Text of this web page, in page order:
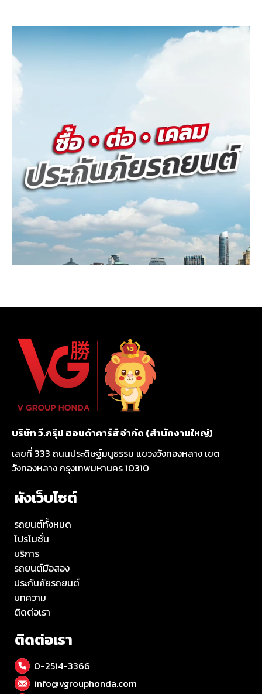
บริษัท วี.กรุ๊ป ฮอนด้าคาร์ส์ จำกัด (สำนักงานใหญ่)
เลขที่ 333 ถนนประดิษฐ์มนูธรรม แขวงวังทองหลาง เขต
วังทองหลาง กรุงเทพมหานคร 10310
ผังเว็บไซต์
รถยนต์ทั้งหมด
โปรโมชั่น
บริการ
รถยนต์มือสอง
ประกันภัยรถยนต์
บทความ
ติดต่อเรา
ติดต่อเรา
0-2514-3366
info@vgrouphonda.com